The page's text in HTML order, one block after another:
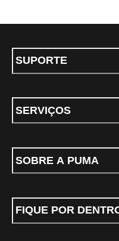
SUPORTE
SERVIÇOS
SOBRE A PUMA
FIQUE POR